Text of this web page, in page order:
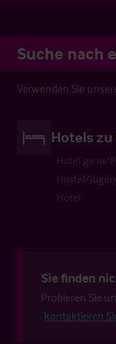
Suche nach
Verwenden Sie
Hotels
Hotel garni/
Hostel/
Hotel
Sie finden
Probieren Sie
kontaktieren